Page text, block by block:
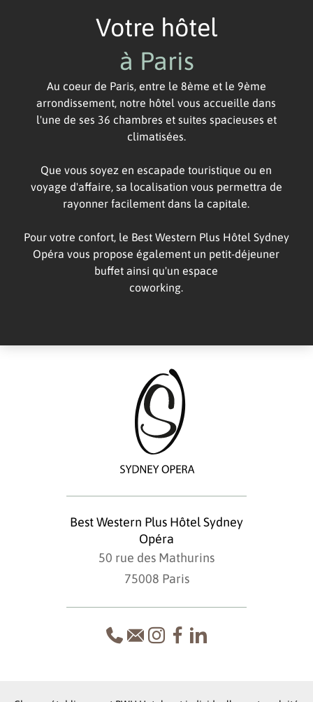
Votre hôtel
à Paris
Au coeur de Paris, entre le 8ème et le 9ème
arrondissement, notre hôtel vous accueille dans
l'une de ses 36 chambres et suites spacieuses et
climatisées.
Que vous soyez en escapade touristique ou en
voyage d'affaire, sa localisation vous permettra de
rayonner facilement dans la capitale.
Pour votre confort, le Best Western Plus Hôtel Sydney
Opéra vous propose également un petit-déjeuner
buffet ainsi qu'un espace
coworking.
Best Western Plus Hôtel Sydney
Opéra
50 rue des Mathurins
75008 Paris